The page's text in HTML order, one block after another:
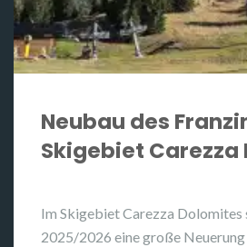
Neubau des
Skigebiet Carezza
Im Skigebiet Carezza
2025/2026 eine große Neuerung